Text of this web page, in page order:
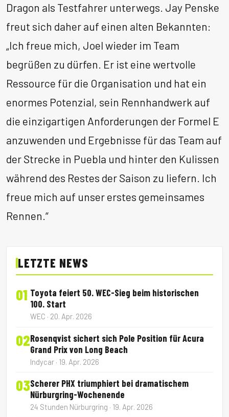
Dragon als Testfahrer unterwegs. Jay Penske
freut sich daher auf einen alten Bekannten:
„Ich freue mich, Joel wieder im Team
begrüßen zu dürfen. Er ist eine wertvolle
Ressource für die Organisation und hat ein
enormes Potenzial, sein Rennhandwerk auf
die einzigartigen Anforderungen der Formel E
anzuwenden und Ergebnisse für das Team auf
der Strecke in Puebla und hinter den Kulissen
während des Restes der Saison zu liefern. Ich
freue mich auf unser erstes gemeinsames
Rennen.“
LETZTE NEWS
01 Toyota feiert 50. WEC-Sieg beim historischen
100. Start
WEC · 20. Apr. 2026
02Rosenqvist sichert sich Pole Position für Acura
Grand Prix von Long Beach
Indycar · 19. Apr. 2026
03Scherer PHX triumphiert bei dramatischem
Nürburgring-Wochenende
24 Stunden Nürburgring · 19. Apr. 2026